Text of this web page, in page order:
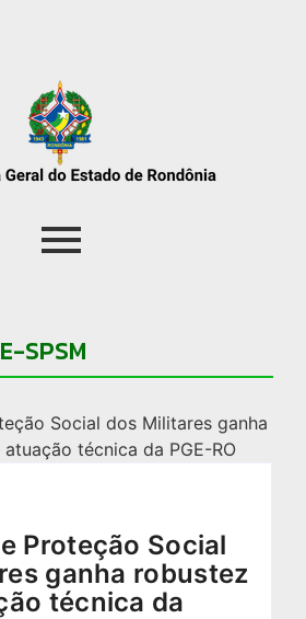
SPSM
Proteção Social
ganha robustez
técnica da